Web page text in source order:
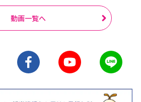
動画一覧へ